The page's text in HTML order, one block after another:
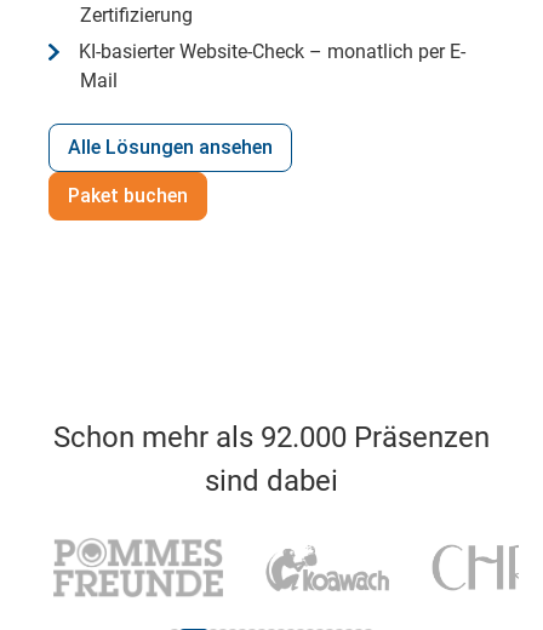
Zertifizierung
KI-basierter Website-Check – monatlich per E-
Mail
Alle Lösungen ansehen
Paket buchen
Schon mehr als 92.000 Präsenzen
sind dabei